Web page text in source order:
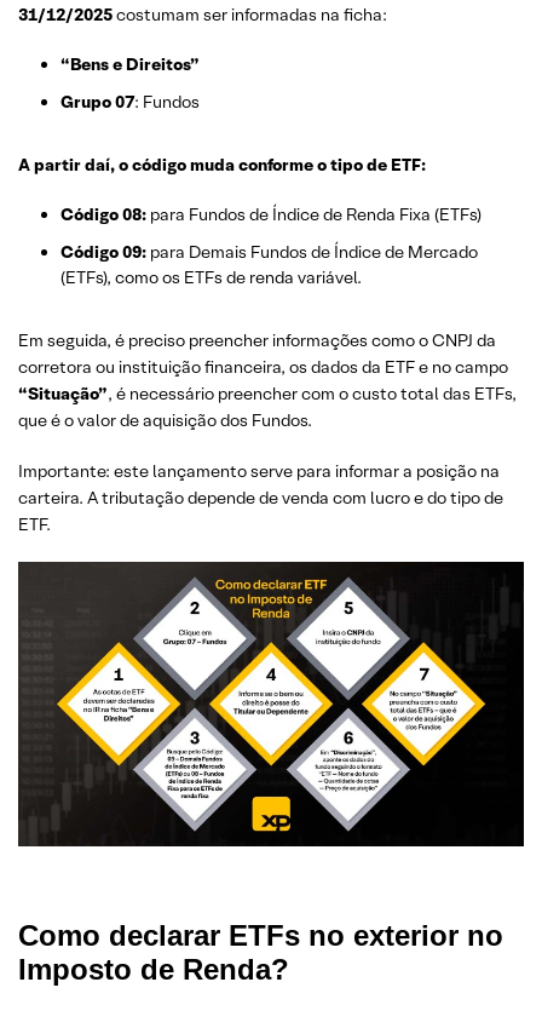
31/12/2025costumam ser informadas na ficha:
“Bens e Direitos”
Grupo 07: Fundos
A partir daí, o código muda conforme o tipo de ETF:
Código 08: para Fundos de Índice de Renda Fixa (ETFs)
Código 09: para Demais Fundos de Índice de Mercado
(ETFs), como os ETFs de renda variável.
Em seguida, é preciso preencher informações como o CNPJ da
corretora ou instituição financeira, os dados da ETF e no campo
“Situação”, é necessário preencher com o custo total das ETFs,
que é o valor de aquisição dos Fundos.
Importante: este lançamento serve para informar a posição na
carteira. A tributação depende de venda com lucro e do tipo de
ETF.
Como declarar ETFs no exterior no
Imposto de Renda?